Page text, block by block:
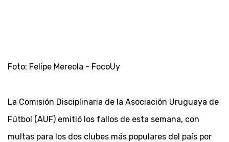
Foto: Felipe Mereola - FocoUy
La Comisión Disciplinaria de la Asociación Uruguaya de
Fútbol (AUF) emitió los fallos de esta semana, con
multas para los dos clubes más populares del país por